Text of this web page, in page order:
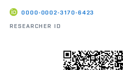
0000-0002-3170-6423
RESEARCHER ID